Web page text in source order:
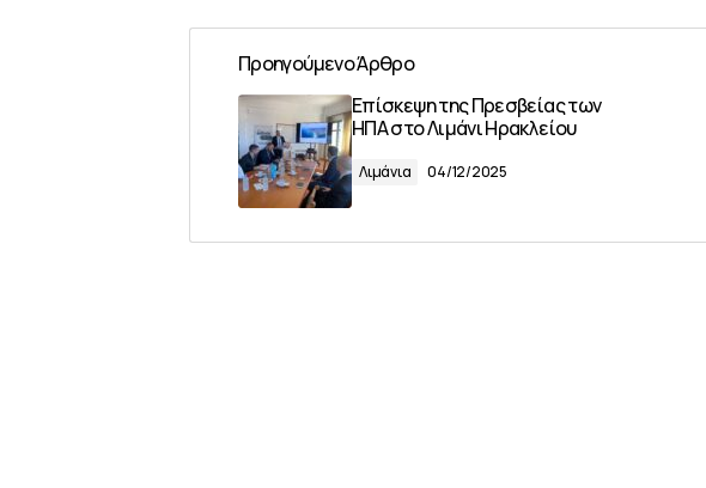
Προηγούμενο Άρθρο
Επίσκεψη της Πρεσβείας των
ΗΠΑ στο Λιμάνι Ηρακλείου
Λιμάνια 04/12/2025